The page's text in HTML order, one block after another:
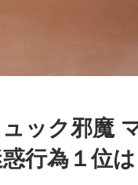
ュック邪魔
行為１位は